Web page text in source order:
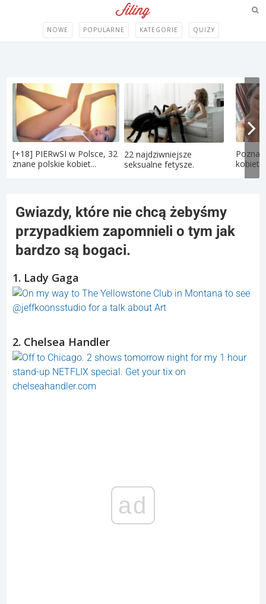
NOWE POPULARNE KATEGORIE QUIZY
[+18] PIERwSI w Polsce, 32
znane polskie kobiet...
22 najdziwniejsze
seksualne fetysze.
Poznaj
Gwiazdy, które nie chcą żebyśmy
przypadkiem zapomnieli o tym jak
bardzo są bogaci.
1. Lady Gaga
2. Chelsea Handler
ad